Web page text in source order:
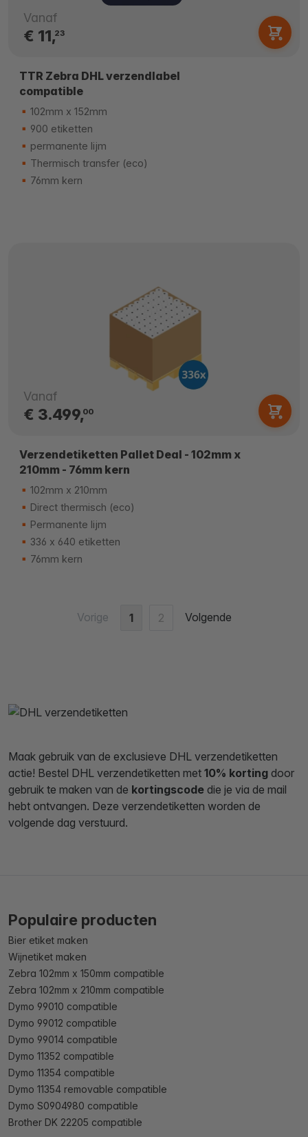
Vanaf
€ 11,23
TTR Zebra DHL verzendlabel
compatible
102mm x 152mm
900 etiketten
permanente lijm
Thermisch transfer (eco)
76mm kern
Vanaf
€ 3.499,00
Verzendetiketten Pallet Deal - 102mm x
210mm - 76mm kern
102mm x 210mm
Direct thermisch (eco)
Permanente lijm
336 x 640 etiketten
76mm kern
Vorige 1 2 Volgende
Maak gebruik van de exclusieve DHL verzendetiketten
actie! Bestel DHL verzendetiketten met 10% korting door
gebruik te maken van de kortingscode die je via de mail
hebt ontvangen. Deze verzendetiketten worden de
volgende dag verstuurd.
Populaire producten
Bier etiket maken
Wijnetiket maken
Zebra 102mm x 150mm compatible
Zebra 102mm x 210mm compatible
Dymo 99010 compatible
Dymo 99012 compatible
Dymo 99014 compatible
Dymo 11352 compatible
Dymo 11354 compatible
Dymo 11354 removable compatible
Dymo S0904980 compatible
Brother DK 22205 compatible